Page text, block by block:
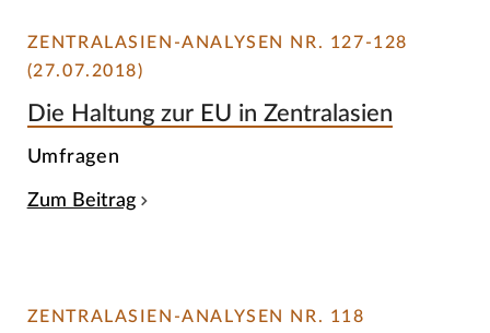
ZENTRALASIEN-ANALYSEN NR. 127-128
(27.07.2018)
Die Haltung zur EU in Zentralasien
Umfragen
Zum Beitrag
ZENTRALASIEN-ANALYSEN NR. 118